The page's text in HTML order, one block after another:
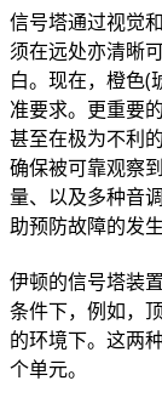
信号塔通过视觉
须在远处亦清晰
白。现在，橙色(
准要求。更重要
甚至在极为不利
确保被可靠观察
量、以及多种音
助预防故障的发生
伊顿的信号塔装
条件下，例如，
的环境下。这两
个单元。